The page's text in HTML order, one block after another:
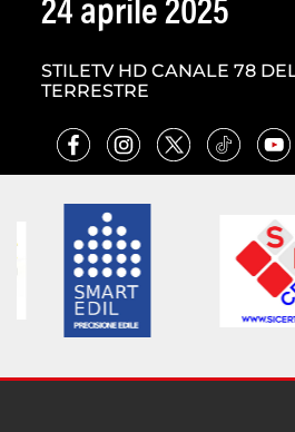
24 aprile 2025
STILETV HD CANALE 78
TERRESTRE